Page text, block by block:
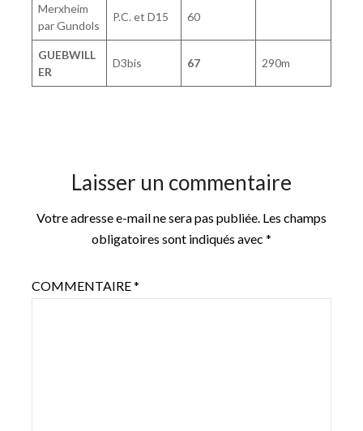
Merxheim
par Gundols
P.C. et D15 60
GUEBWILL
ER
D3bis 67 290m
Laisser un commentaire
Votre adresse e-mail ne sera pas publiée. Les champs
obligatoires sont indiqués avec *
COMMENTAIRE*